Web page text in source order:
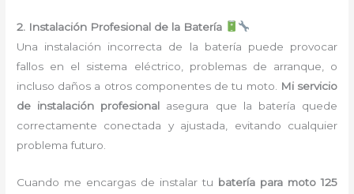
2. Instalación Profesional de la Batería
Una instalación incorrecta de la batería puede provocar
fallos en el sistema eléctrico, problemas de arranque, o
incluso daños a otros componentes de tu moto.
Mi servicio
de instalación profesional asegura que la batería quede
correctamente conectada y ajustada, evitando cualquier
problema futuro.
Cuando me encargas de instalar tu batería para moto 125